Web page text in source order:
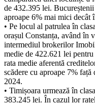
de 432.395 lei.
aproape 6% mai mici decât
• Pe locul al patrulea în
orașul Constanța, având în
intermediul brokerilor
medie de 422.621 lei
rata medie aferentă
scădere cu aproape 7%
2024.
• Timișoara urmează în
383.245 lei. În cazul lor